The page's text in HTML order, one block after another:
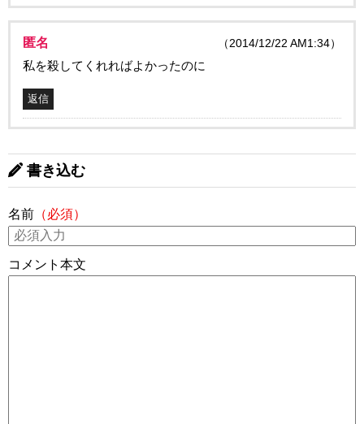
匿名 （2014/12/22 AM1:34）
私を殺してくれればよかったのに
返信
書き込む
名前 （必須）
コメント本文